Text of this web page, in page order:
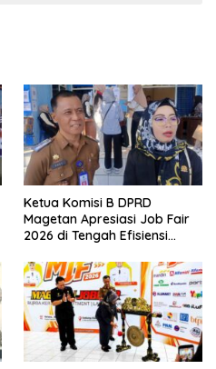
Ketua Komisi B DPRD
Magetan Apresiasi Job Fair
2026 di Tengah Efisiensi